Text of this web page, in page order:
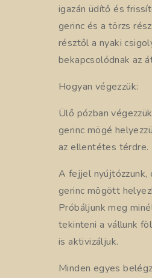
igazán üdítő és
gerinc és a törzs
résztől a nyaki
bekapcsolódnak az
Hogyan végezzük:
Ülő pózban
gerinc mögé
az ellentétes térdre.
A fejjel nyújtózzunk,
gerinc mögött
Próbáljunk meg
tekinteni a vállunk
is aktivizáljuk.
Minden egyes